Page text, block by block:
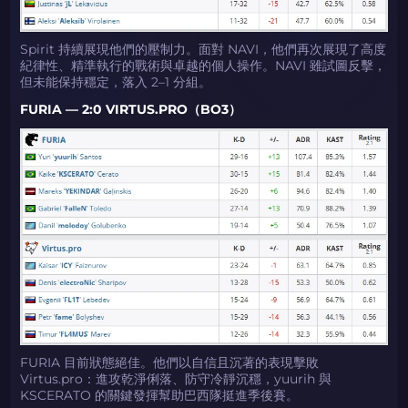
Spirit 持續展現他們的壓制力。面對 NAVI，他們再次展現了高度
紀律性、精準執行的戰術與卓越的個人操作。NAVI 雖試圖反擊，
但未能保持穩定，落入 2–1 分組。
FURIA — 2:0 VIRTUS.PRO（BO3）
FURIA 目前狀態絕佳。他們以自信且沉著的表現擊敗
Virtus.pro：進攻乾淨俐落、防守冷靜沉穩，yuurih 與
KSCERATO 的關鍵發揮幫助巴西隊挺進季後賽。